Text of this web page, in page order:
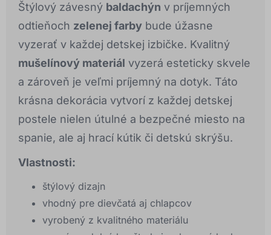
Štýlový závesný baldachýn v príjemných
odtieňoch zelenej farby bude úžasne
vyzerať v každej detskej izbičke. Kvalitný
mušelínový materiál vyzerá esteticky skvele
a zároveň je veľmi príjemný na dotyk. Táto
krásna dekorácia vytvorí z každej detskej
postele nielen útulné a bezpečné miesto na
spanie, ale aj hrací kútik či detskú skrýšu.
Vlastnosti:
štýlový dizajn
vhodný pre dievčatá aj chlapcov
vyrobený z kvalitného materiálu